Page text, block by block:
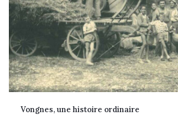
Vongnes, une histoire ordinaire